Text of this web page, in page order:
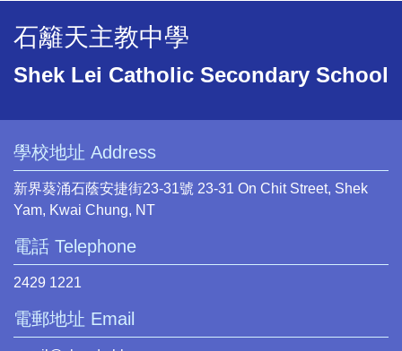
石籬天主教中學
Shek Lei Catholic Secondary School
學校地址 Address
新界葵涌石蔭安捷街23-31號 23-31 On Chit Street, Shek
Yam, Kwai Chung, NT
電話 Telephone
2429 1221
電郵地址 Email